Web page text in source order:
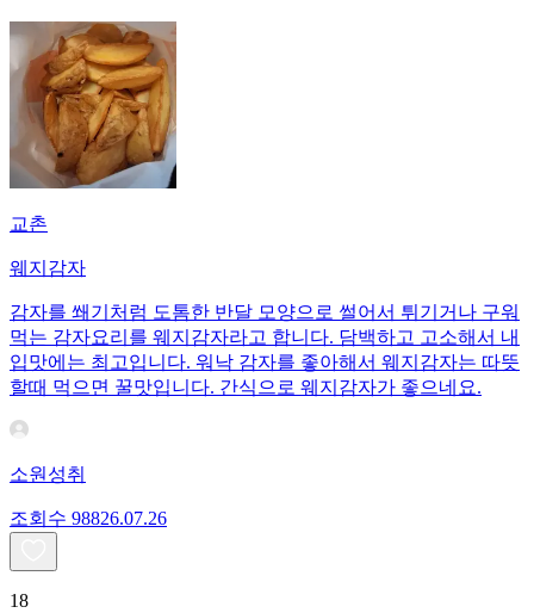
교촌
웨지감자
감자를 쐐기처럼 도톰한 반달 모양으로 썰어서 튀기거나 구워
먹는 감자요리를 웨지감자라고 합니다. 담백하고 고소해서 내
입맛에는 최고입니다. 워낙 감자를 좋아해서 웨지감자는 따뜻
할때 먹으면 꿀맛입니다. 간식으로 웨지감자가 좋으네요.
소원성취
조회수 98826.07.26
18